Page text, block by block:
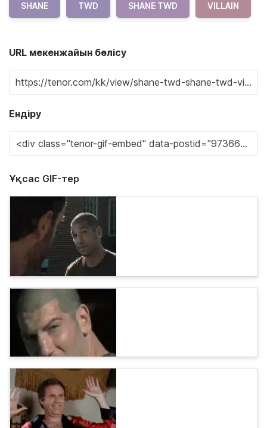
SHANE TWD SHANE TWD VILLAIN
URL мекенжайын бөлісу
Ендіру
Ұқсас GIF-тер